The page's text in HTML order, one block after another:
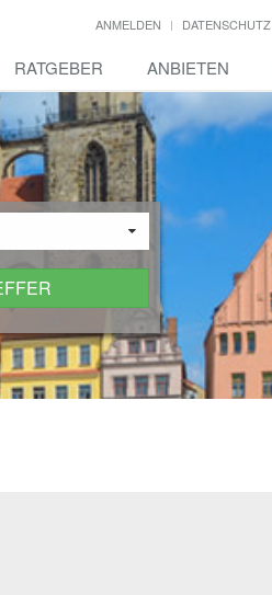
ANMELDEN DATENSCHUTZ
RATGEBER ANBIETEN